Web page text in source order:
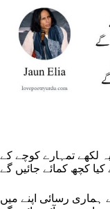
یہ لکھے تمہارے کوچے کے
کیا کچھ کمائے جائیں گے
ہماری رسائی اپنے میں